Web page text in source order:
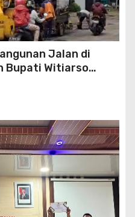
Jalan di
Bupati Witiarso
dan Perekonomian